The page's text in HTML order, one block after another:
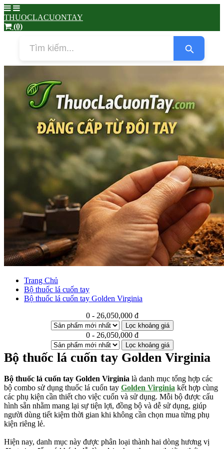
THUOCLACUONTAY
(0)
Trang Chủ
Bộ thuốc lá cuốn tay
Bộ thuốc lá cuốn tay Golden Virginia
0 - 26,050,000 đ
Lọc khoảng giá
0 - 26,050,000 đ
Lọc khoảng giá
Bộ thuốc lá cuốn tay Golden Virginia
Bộ thuốc lá cuốn tay Golden Virginia là danh mục tổng hợp các
bộ combo sử dụng thuốc lá cuốn tay Golden Virginia kết hợp cùng
các phụ kiện cần thiết cho việc cuốn và sử dụng. Mỗi bộ được cấu
hình sẵn nhằm mang lại sự tiện lợi, đồng bộ và dễ sử dụng, giúp
người dùng tiết kiệm thời gian khi không cần chọn mua từng phụ
kiện riêng lẻ.
Hiện nay, danh mục này được phân loại thành hai dòng hương vị